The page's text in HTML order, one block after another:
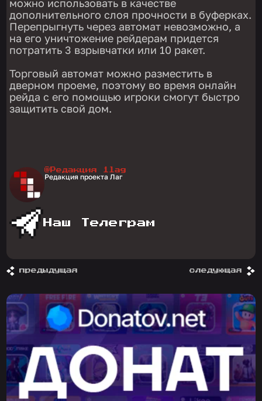
можно использовать в качестве
дополнительного слоя прочности в буферках.
Перепрыгнуть через автомат невозможно, а
на его уничтожение рейдерам придется
потратить 3 взрывчатки или 10 ракет.
Торговый автомат можно разместить в
дверном проеме, поэтому во время онлайн
рейда с его помощью игроки смогут быстро
защитить свой дом.
@Редакция 1lag
Редакция проекта Лаг
Наш Телеграм
предыдущая следующая